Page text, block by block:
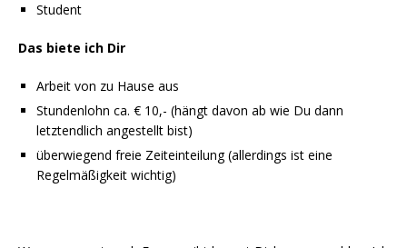
Student
Das biete ich Dir
Arbeit von zu Hause aus
Stundenlohn ca. € 10,- (hängt davon ab wie Du dann
letztendlich angestellt bist)
überwiegend freie Zeiteinteilung (allerdings ist eine
Regelmäßigkeit wichtig)